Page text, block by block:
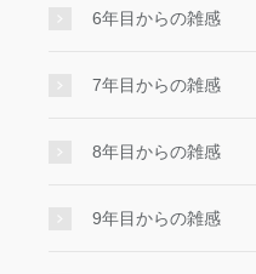
6年目からの雑感
7年目からの雑感
8年目からの雑感
9年目からの雑感